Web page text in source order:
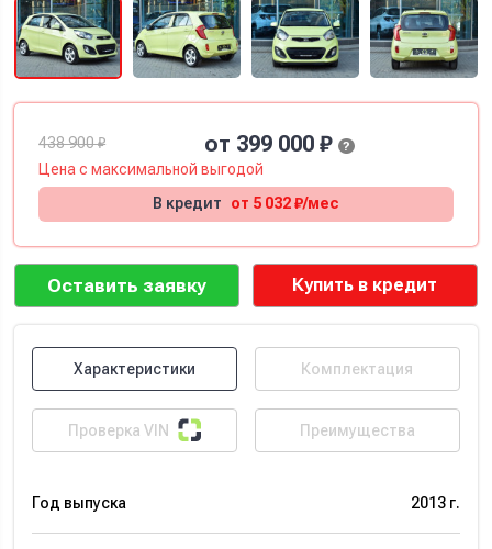
Характеристики Комплектация
Проверка VIN Преимущества
Год выпуска 2013 г.
438 900 ₽ от 399 000 ₽ ?
Цена смаксимальнойвыгодой
В кредит
от 5 032 ₽/мес
Оставить заявку Купить в кредит